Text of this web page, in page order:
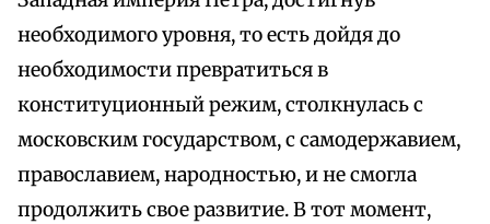
необходимого уровня, то есть дойдя до
необходимости превратиться в
конституционный режим, столкнулась с
московским государством, с самодержавием,
православием, народностью, и не смогла
продолжить свое развитие. В тот момент,